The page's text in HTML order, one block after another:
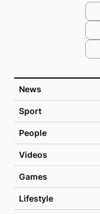
News
Sport
People
Videos
Games
Lifestyle